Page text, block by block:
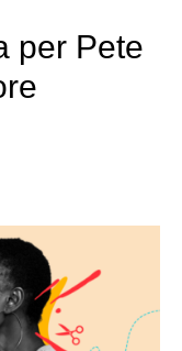
per Pete